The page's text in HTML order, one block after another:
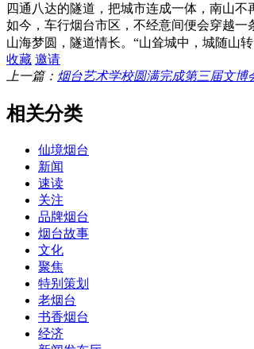
四通八达的隧道，把城市连成一体，南山不
如今，车行烟台市区，不经意间便会穿越
山海梦圆，隧道情长。“山耸城中，城随山
收藏 邀请
上一篇： 烟台艺术学校圆满完成第三届文博
相关分类
仙境烟台
新闻
速读
关注
品牌烟台
烟台故事
文化
聚焦
特别策划
老烟台
书香烟台
经济